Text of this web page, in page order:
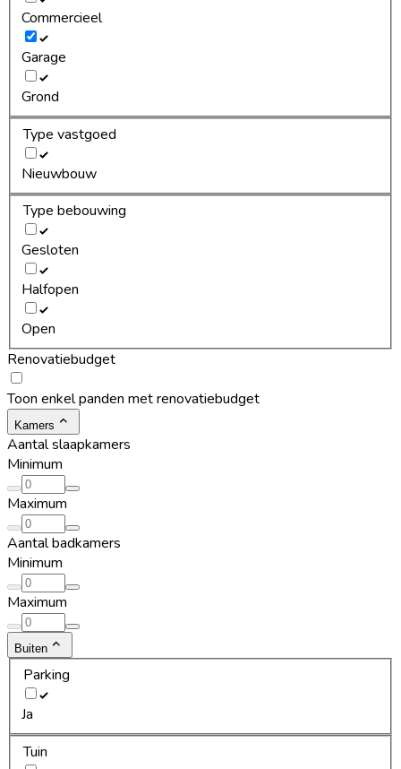
Commercieel
Garage
Grond
Type vastgoed
Nieuwbouw
Type bebouwing
Gesloten
Halfopen
Open
Renovatiebudget
Toon enkel panden met renovatiebudget
Kamers
Aantal slaapkamers
Minimum
Maximum
Aantal badkamers
Minimum
Maximum
Buiten
Parking
Ja
Tuin